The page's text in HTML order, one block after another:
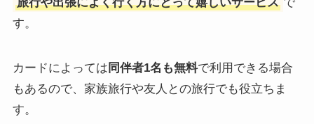
す。
カードによっては 同伴者1名も無料で利用できる場合
もあるので、家族旅行や友人との旅行でも役立ちま
す。